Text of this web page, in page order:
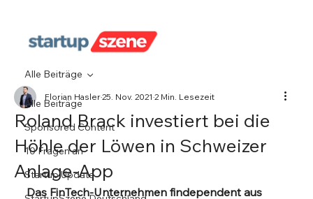
Alle Beiträge
Sponsored Content
10 Fragen an
Startup Update
Alle Beiträge
Roland Brack investiert bei die
Höhle der Löwen in Schweizer
Anlage-App
Florian Hasler25. Nov. 20212 Min. Lesezeit
Das FinTech-Unternehmen findependent aus